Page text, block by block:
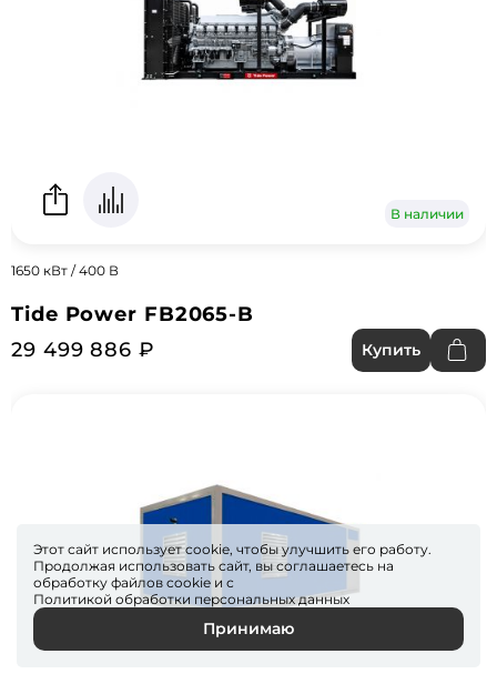
В наличии
1650 кВт / 400 В
Tide Power FB2065-B
29 499 886 ₽
Купить
Этот сайт использует cookie, чтобы улучшить его работу.
Продолжая использовать сайт, вы соглашаетесь на
обработку файлов cookie и с
Политикой обработки персональных данных
Принимаю